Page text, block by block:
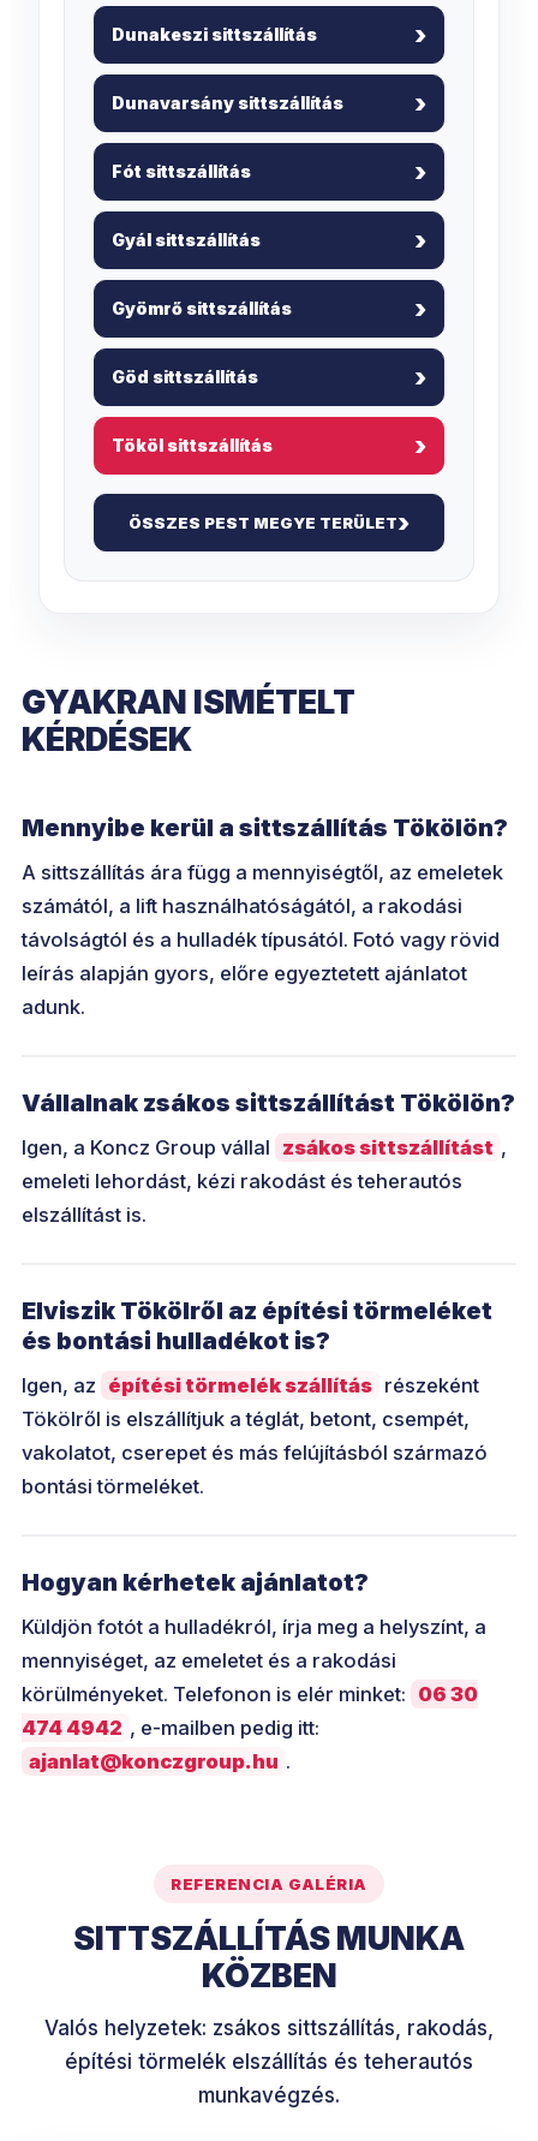
Dunakeszi sittszállítás
Dunavarsány sittszállítás
Fót sittszállítás
Gyál sittszállítás
Gyömrő sittszállítás
Göd sittszállítás
Tököl sittszállítás
ÖSSZES PEST MEGYE TERÜLET
GYAKRAN ISMÉTELT
KÉRDÉSEK
Mennyibe kerül a sittszállítás Tökölön?
A sittszállítás ára függ a mennyiségtől, az emeletek
számától, a lift használhatóságától, a rakodási
távolságtól és a hulladék típusától. Fotó vagy rövid
leírás alapján gyors, előre egyeztetett ajánlatot
adunk.
Vállalnak zsákos sittszállítást Tökölön?
Igen, a Koncz Group vállal zsákos sittszállítást ,
emeleti lehordást, kézi rakodást és teherautós
elszállítást is.
Elviszik Tökölről az építési törmeléket
és bontási hulladékot is?
Igen, az építési törmelék szállítás részeként
Tökölről is elszállítjuk a téglát, betont, csempét,
vakolatot, cserepet és más felújításból származó
bontási törmeléket.
Hogyan kérhetek ajánlatot?
Küldjön fotót a hulladékról, írja meg a helyszínt, a
mennyiséget, az emeletet és a rakodási
körülményeket. Telefonon is elér minket: 06 30
474 4942 , e-mailben pedig itt:
ajanlat@konczgroup.hu .
REFERENCIA GALÉRIA
SITTSZÁLLÍTÁS MUNKA
KÖZBEN
Valós helyzetek: zsákos sittszállítás, rakodás,
építési törmelék elszállítás és teherautós
munkavégzés.